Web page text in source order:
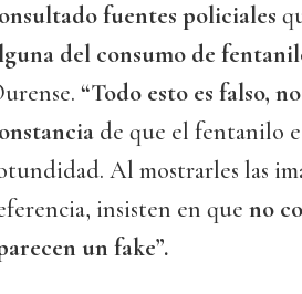
fuentes policiales
del consumo de
“Todo esto es falso,
de que el fentanilo
Al mostrarles las
insisten en que no
un fake”.